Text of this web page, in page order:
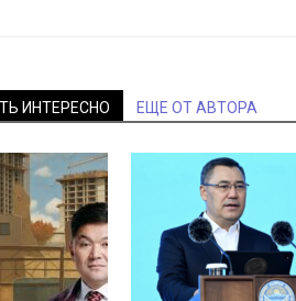
ИНТЕРЕСНО ЕЩЕ ОТ АВТОРА